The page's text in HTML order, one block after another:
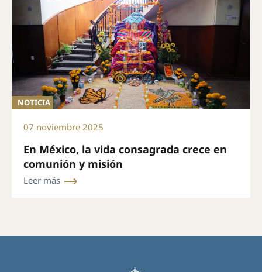
NOTICIA
07 noviembre 2025
En México, la vida consagrada crece en
comunión y misión
Leer más